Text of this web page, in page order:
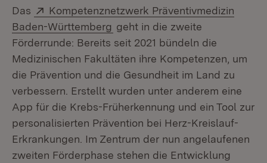
Das Extern:
Kompetenznetzwerk Präventivmedizin
Baden-Württemberg (Öffnet in neuem Fenster)
geht in die zweite
Förderrunde: Bereits seit 2021 bündeln die
Medizinischen Fakultäten ihre Kompetenzen, um
die Prävention und die Gesundheit im Land zu
verbessern. Erstellt wurden unter anderem eine
App für die Krebs-Früherkennung und ein Tool zur
personalisierten Prävention bei Herz-Kreislauf-
Erkrankungen. Im Zentrum der nun angelaufenen
zweiten Förderphase stehen die Entwicklung